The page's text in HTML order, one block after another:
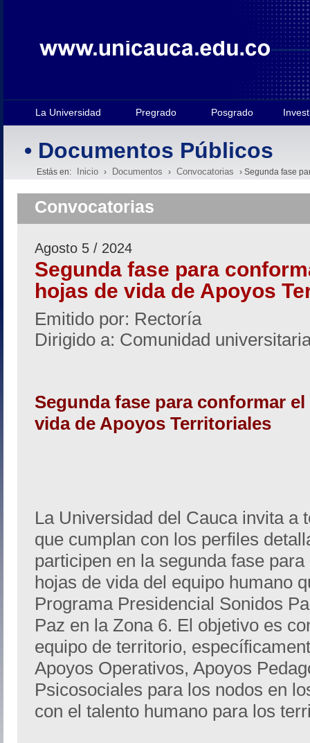
La Universidad Pregrado Posgrado
• Documentos Públicos
Estás en: Inicio › Documentos › Convocatorias › Segunda fase
Convocatorias
Agosto 5 / 2024
Segunda fase para
hojas de vida de Apoyos
Emitido por: Rectoría
Dirigido a: Comunidad
Segunda fase para conformar
vida de Apoyos Territoriales
La Universidad del Cauca invita a
que cumplan con los perfiles
participen en la segunda fase
hojas de vida del equipo humano
Programa Presidencial Sonidos
Paz en la Zona 6. El objetivo es
equipo de territorio,
Apoyos Operativos, Apoyos
Psicosociales para los nodos en
con el talento humano para los